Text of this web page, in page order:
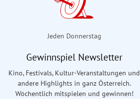
Jeden Donnerstag
Gewinnspiel Newsletter
Kino, Festivals, Kultur-Veranstaltungen und
andere Highlights in ganz Österreich.
Wöchentlich mitspielen und gewinnen!